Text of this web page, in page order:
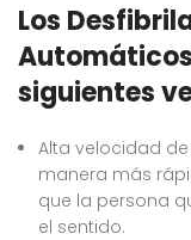
Los
siguientes
Alta velocidad
manera más
que la persona
el sentido.